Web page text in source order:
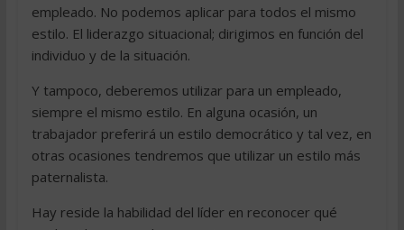
empleado. No podemos aplicar para todos el mismo
estilo. El liderazgo situacional; dirigimos en función del
individuo y de la situación.
Y tampoco, deberemos utilizar para un empleado,
siempre el mismo estilo. En alguna ocasión, un
trabajador preferirá un estilo democrático y tal vez, en
otras ocasiones tendremos que utilizar un estilo más
paternalista.
Hay reside la habilidad del líder en reconocer qué